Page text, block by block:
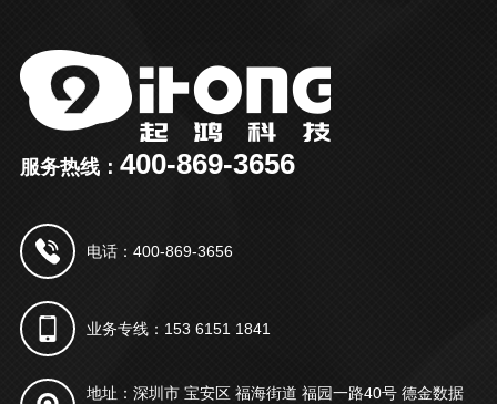
服务热线： 400-869-3656
电话：400-869-3656
业务专线：153 6151 1841
地址：深圳市 宝安区 福海街道 福园一路40号 德金数据